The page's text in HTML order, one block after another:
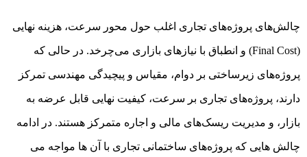
چالش‌های پروژه‌های تجاری اغلب حول محور سرعت، هزینه نهایی
(Final Cost) و انطباق با نیازهای بازاری می‌چرخد. در حالی که
پروژه‌های زیرساختی بر دوام، مقیاس و پیچیدگی مهندسی تمرکز
دارند، پروژه‌های تجاری بر سرعت، کیفیت نهایی قابل عرضه به
بازار، و مدیریت ریسک‌های مالی و اجاره متمرکز هستند. در ادامه
چالش هایی که پروژه‌های ساختمانی تجاری با آن ها مواجه می